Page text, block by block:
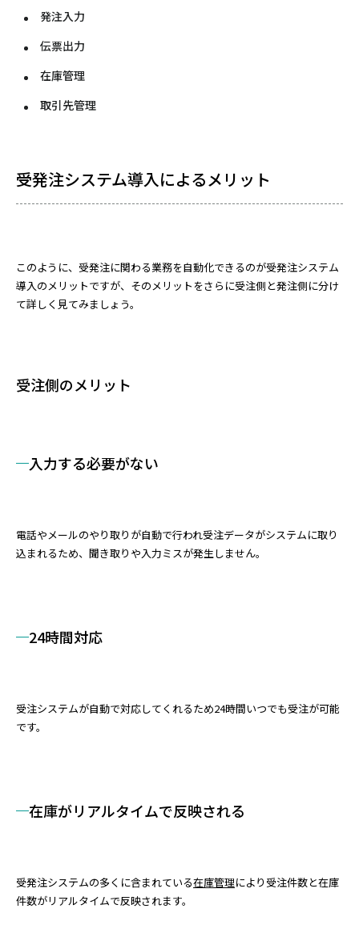
発注入力
伝票出力
在庫管理
取引先管理
受発注システム導入によるメリット
このように、受発注に関わる業務を自動化できるのが受発注システム
導入のメリットですが、そのメリットをさらに受注側と発注側に分け
て詳しく見てみましょう。
受注側のメリット
入力する必要がない
電話やメールのやり取りが自動で行われ受注データがシステムに取り
込まれるため、聞き取りや入力ミスが発生しません。
24時間対応
受注システムが自動で対応してくれるため24時間いつでも受注が可能
です。
在庫がリアルタイムで反映される
受発注システムの多くに含まれている在庫管理により受注件数と在庫
件数がリアルタイムで反映されます。